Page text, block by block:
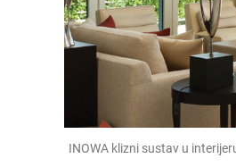
INOWA klizni sustav u